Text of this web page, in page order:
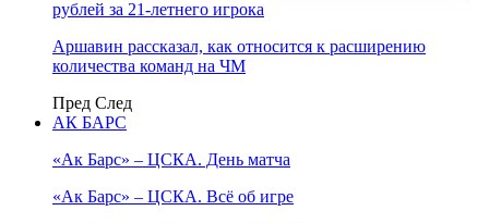
рублей за 21-летнего игрока
Аршавин рассказал, как относится к расширению
количества команд на ЧМ
Пред След
АК БАРС
«Ак Барс» – ЦСКА. День матча
«Ак Барс» – ЦСКА. Всё об игре